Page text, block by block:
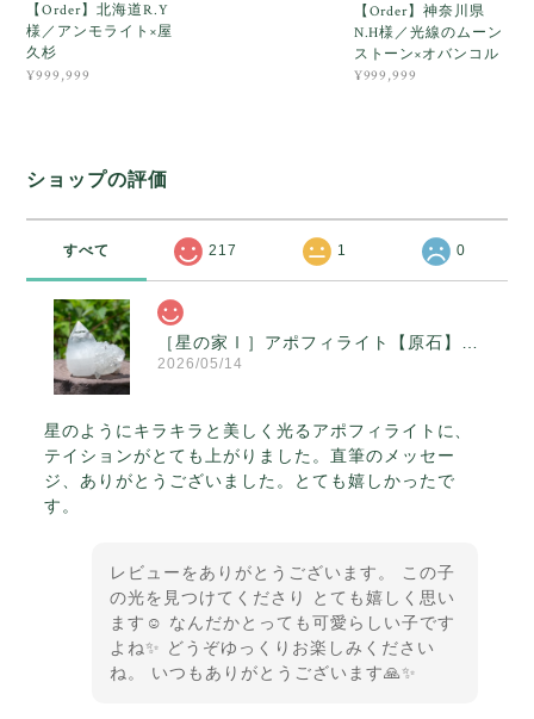
【Order】北海道R.Y
様／アンモライト×屋
久杉
¥999,999
【Order】神奈川県
N.H様／光線のムーン
ストーン×オバンコル
¥999,999
ショップの評価
すべて 217 1 0
2026/05/14
星のようにキラキラと美しく光るアポフィライトに、
テイションがとても上がりました。直筆のメッセー
ジ、ありがとうございました。とても嬉しかったで
す。
レビューをありがとうございます。 この子
の光を見つけてくださり とても嬉しく思い
ます☺️ なんだかとっても可愛らしい子です
よね✨ どうぞゆっくりお楽しみください
ね。 いつもありがとうございます🙏✨